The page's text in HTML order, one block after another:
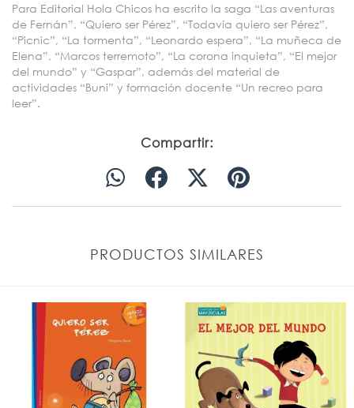
Para Editorial Hola Chicos ha escrito la saga “Las aventuras
de Fernán”, “Quiero ser Pérez”, “Todavía quiero ser Pérez”,
“Picnic”, “La tormenta”, “Leonardo espera”, “La muñeca de
Elena”, “Marcos terremoto”, “La corona inquieta”, “El mejor
del mundo” y “Gaspar”, además del material de
actividades “Buni” y formación docente “Un recreo para
leer”.
Compartir:
PRODUCTOS SIMILARES